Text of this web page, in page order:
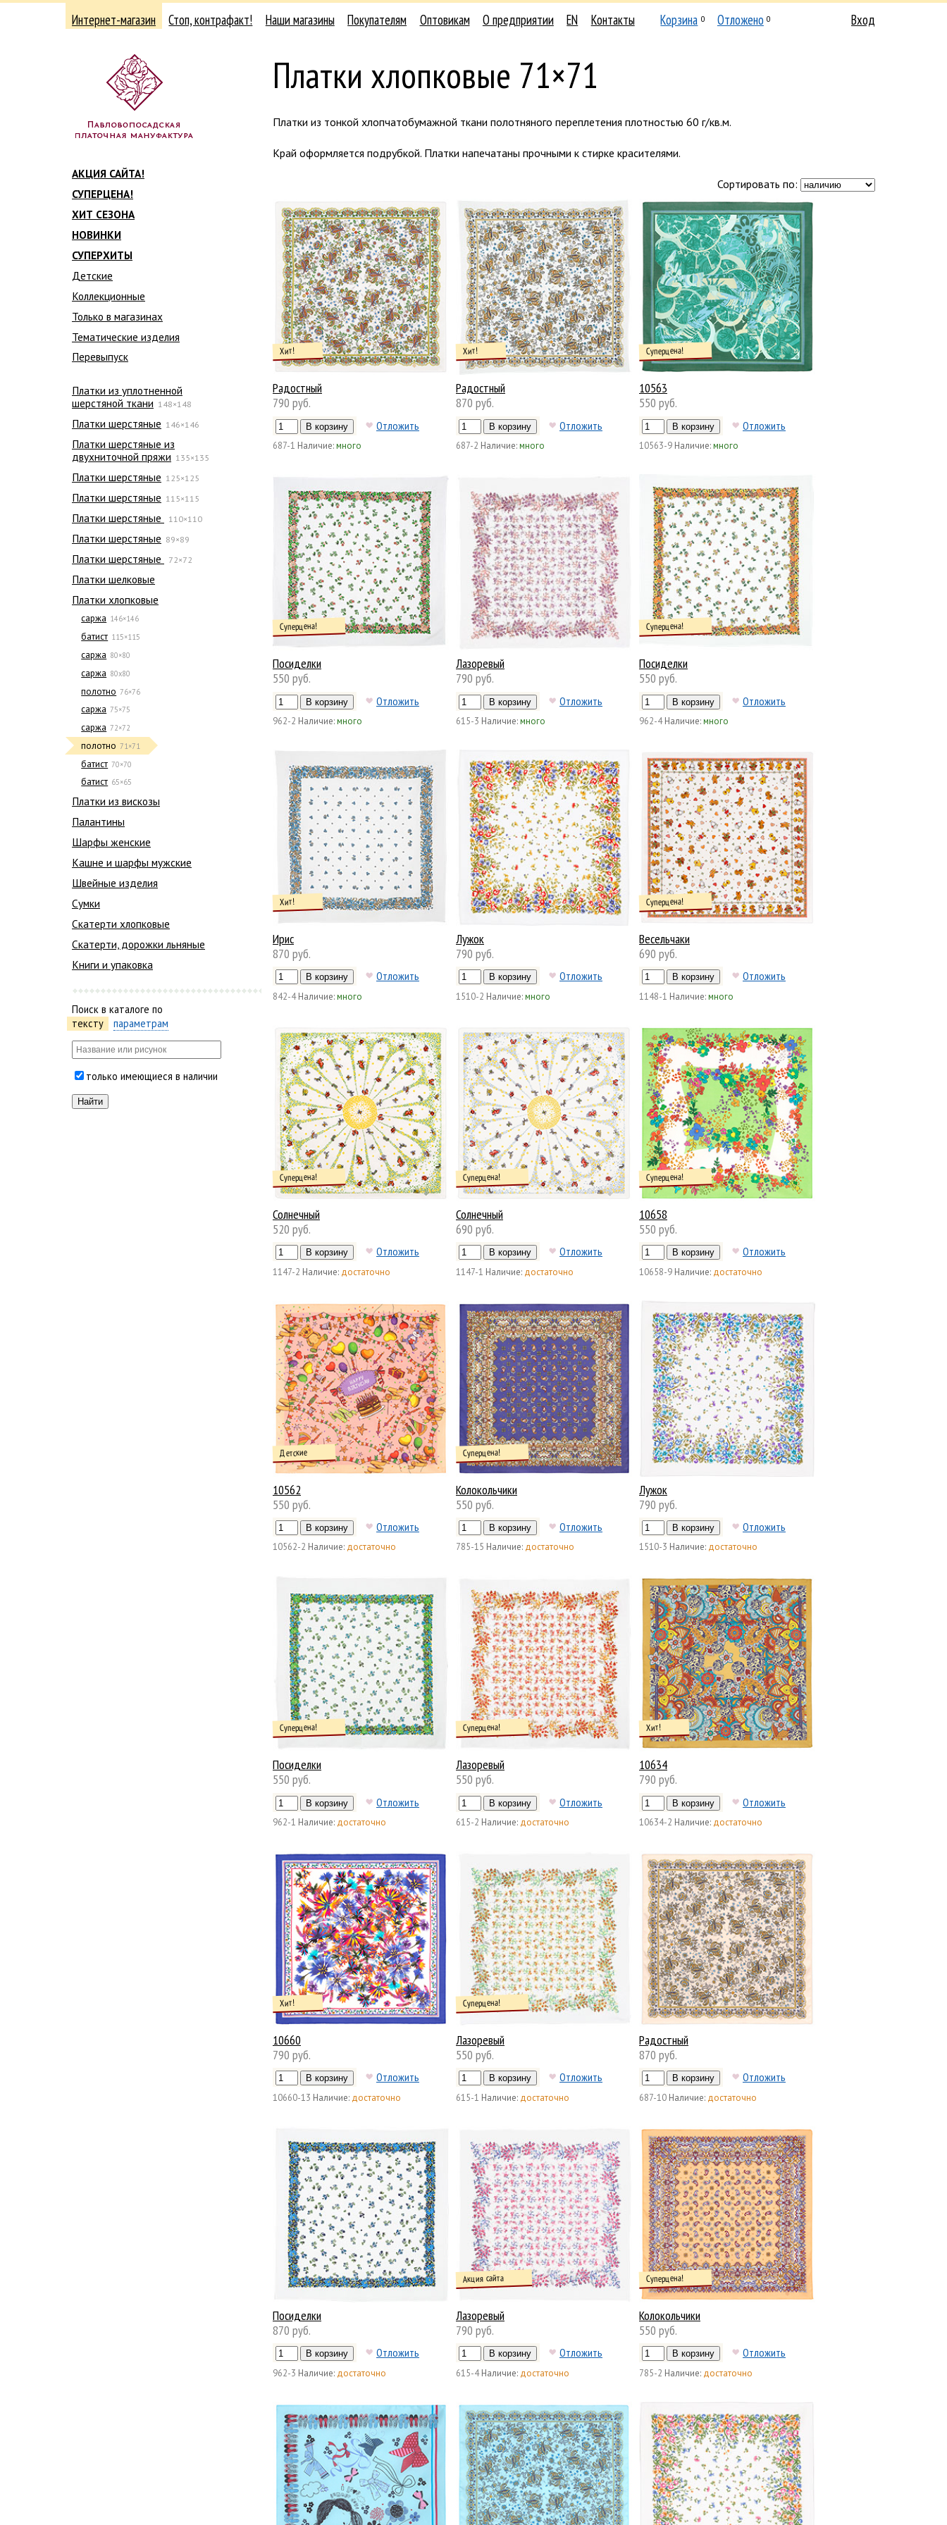
Интернет-магазин Стоп, контрафакт! Наши магазины Покупателям Оптовикам О предприятии EN Контакты Корзина 0 Отложено 0 Вход
АКЦИЯ САЙТА!
СУПЕРЦЕНА!
ХИТ СЕЗОНА
НОВИНКИ
СУПЕРХИТЫ
Детские
Коллекционные
Только в магазинах
Тематические изделия
Перевыпуск
Платки из уплотненной
шерстяной ткани 148×148
Платки шерстяные 146×146
Платки шерстяные из
двухниточной пряжи 135×135
Платки шерстяные 125×125
Платки шерстяные 115×115
Платки шерстяные 110×110
Платки шерстяные 89×89
Платки шерстяные 72×72
Платки шелковые
Платки хлопковые
саржа 146×146
батист 115×115
саржа 80×80
саржа 80х80
полотно 76×76
саржа 75×75
саржа 72×72
полотно 71×71
батист 70×70
батист 65×65
Платки из вискозы
Палантины
Шарфы женские
Кашне и шарфы мужские
Швейные изделия
Сумки
Скатерти хлопковые
Скатерти, дорожки льняные
Книги и упаковка
Поиск в каталоге по
тексту
параметрам
только имеющиеся в наличии
Платки хлопковые 71×71
Платки из тонкой хлопчатобумажной ткани полотняного переплетения плотностью 60 г/кв.м.
Край оформляется подрубкой. Платки напечатаны прочными к стирке красителями.
Сортировать по:
Радостный
Хит!
790 руб.
Отложить
687-1 Наличие:много
Радостный
Хит!
870 руб.
Отложить
687-2 Наличие:много
10563
Суперцена!
550 руб.
Отложить
10563-9 Наличие:много
Посиделки
Суперцена!
550 руб.
Отложить
962-2 Наличие:много
Лазоревый
790 руб.
Отложить
615-3 Наличие:много
Посиделки
Суперцена!
550 руб.
Отложить
962-4 Наличие:много
Ирис
Хит!
870 руб.
Отложить
842-4 Наличие:много
Лужок
790 руб.
Отложить
1510-2 Наличие:много
Весельчаки
Суперцена!
690 руб.
Отложить
1148-1 Наличие:много
Солнечный
Суперцена!
520 руб.
Отложить
1147-2 Наличие: достаточно
Солнечный
Суперцена!
690 руб.
Отложить
1147-1 Наличие: достаточно
10658
Суперцена!
550 руб.
Отложить
10658-9 Наличие: достаточно
10562
Детские
550 руб.
Отложить
10562-2 Наличие: достаточно
Колокольчики
Суперцена!
550 руб.
Отложить
785-15 Наличие: достаточно
Лужок
790 руб.
Отложить
1510-3 Наличие: достаточно
Посиделки
Суперцена!
550 руб.
Отложить
962-1 Наличие: достаточно
Лазоревый
Суперцена!
550 руб.
Отложить
615-2 Наличие: достаточно
10634
Хит!
790 руб.
Отложить
10634-2 Наличие: достаточно
10660
Хит!
790 руб.
Отложить
10660-13 Наличие: достаточно
Лазоревый
Суперцена!
550 руб.
Отложить
615-1 Наличие: достаточно
Радостный
870 руб.
Отложить
687-10 Наличие: достаточно
Посиделки
870 руб.
Отложить
962-3 Наличие: достаточно
Лазоревый
Акция сайта
790 руб.
Отложить
615-4 Наличие: достаточно
Колокольчики
Суперцена!
550 руб.
Отложить
785-2 Наличие: достаточно